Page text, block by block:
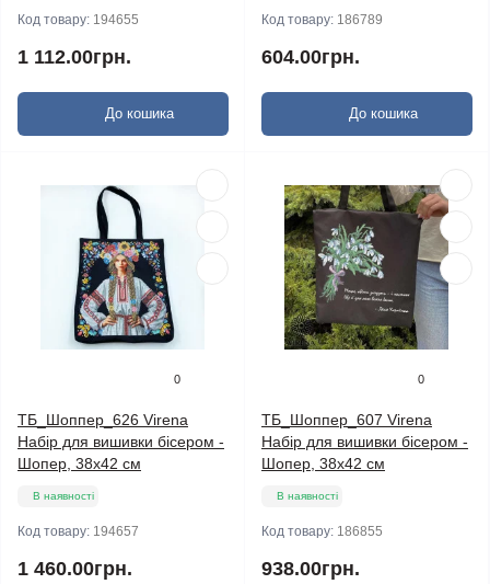
Код товару: 194655
1 112.00грн.
До кошика
Код товару: 186789
604.00грн.
До кошика
0
ТБ_Шоппер_626 Virena
Набір для вишивки бісером -
Шопер, 38х42 см
В наявності
Код товару: 194657
1 460.00грн.
0
ТБ_Шоппер_607 Virena
Набір для вишивки бісером -
Шопер, 38х42 см
В наявності
Код товару: 186855
938.00грн.